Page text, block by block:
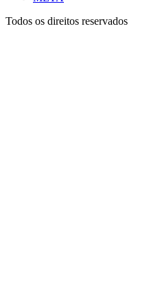
Todos os direitos reservados